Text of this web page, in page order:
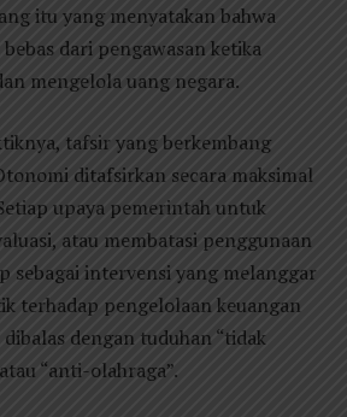
itu yang menyatakan bahwa
dari pengawasan ketika
mengelola uang negara.
tafsir yang berkembang
ditafsirkan secara maksimal
upaya pemerintah untuk
atau membatasi penggunaan
sebagai intervensi yang melanggar
terhadap pengelolaan keuangan
dengan tuduhan “tidak
“anti-olahraga”.